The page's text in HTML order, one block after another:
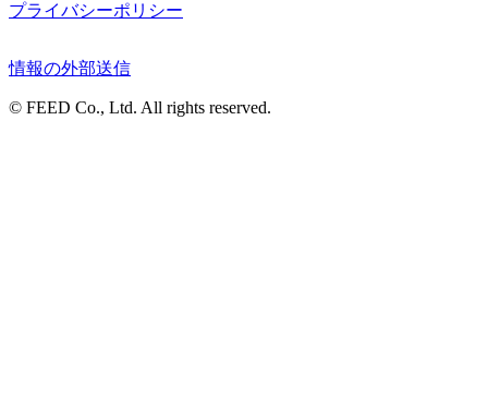
プライバシーポリシー
情報の外部送信
© FEED Co., Ltd. All rights reserved.